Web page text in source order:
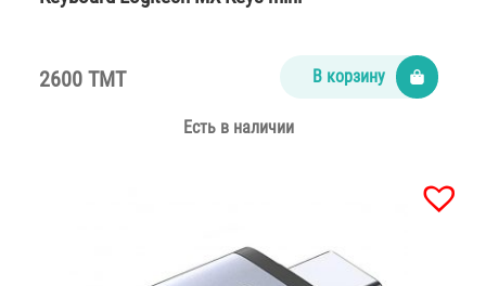
2600 TMT В корзину
Есть в наличии